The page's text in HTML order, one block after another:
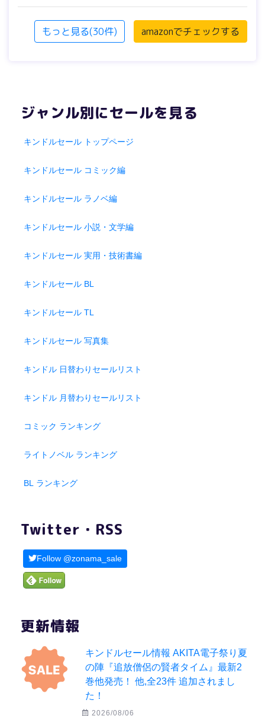
もっと見る(30件) amazonでチェックする
ジャンル別にセールを見る
キンドルセール トップページ
キンドルセール コミック編
キンドルセール ラノベ編
キンドルセール 小説・文学編
キンドルセール 実用・技術書編
キンドルセール BL
キンドルセール TL
キンドルセール 写真集
キンドル 日替わりセールリスト
キンドル 月替わりセールリスト
コミック ランキング
ライトノベル ランキング
BL ランキング
Twitter・RSS
Follow @zonama_sale
更新情報
キンドルセール情報 AKITA電子祭り夏
の陣『追放僧侶の賢者タイム』最新2
巻他発売！ 他,全23件 追加されまし
た！
2026/08/06